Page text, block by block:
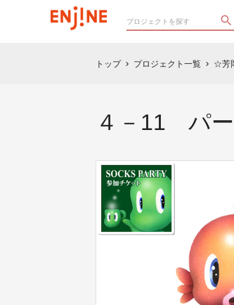
トップ chevron_right プロジェクト一覧 chevron_right ☆芳
４－11 パー